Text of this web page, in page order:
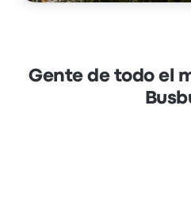
Gente de todo el